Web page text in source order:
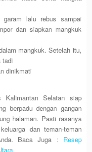
lalu rebus sampai
dan siapkan mangkuk
mangkuk. Setelah itu,
tadi
dinikmati
Selatan siap
berpadu dengan gangan
halaman. Pasti rasanya
dan teman-teman
Baca Juga : Resep